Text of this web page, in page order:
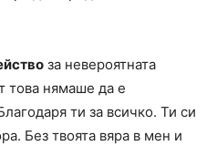
за невероятната
това нямаше да е
ти за всичко. Ти си
Без твоята вяра в мен и